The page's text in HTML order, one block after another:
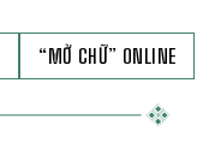
“MỞ CHỮ” ONLINE